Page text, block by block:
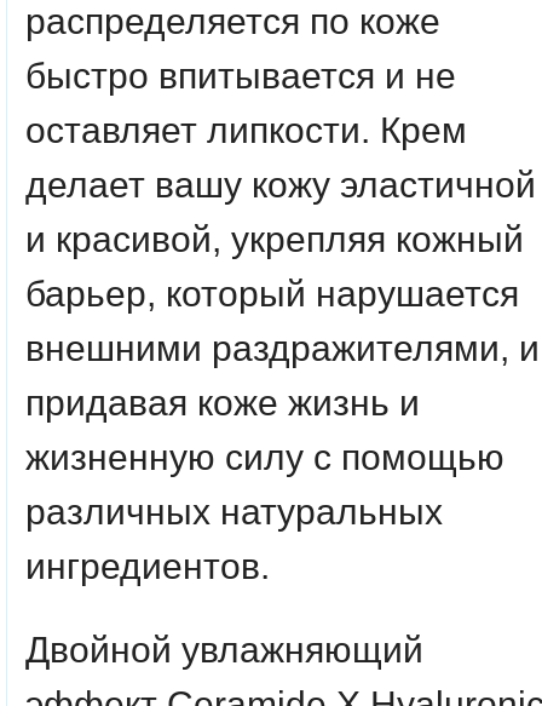
распределяется по коже
быстро впитывается и не
оставляет липкости. Крем
делает вашу кожу эластичной
и красивой, укрепляя кожный
барьер, который нарушается
внешними раздражителями, и
придавая коже жизнь и
жизненную силу с помощью
различных натуральных
ингредиентов.
Двойной увлажняющий